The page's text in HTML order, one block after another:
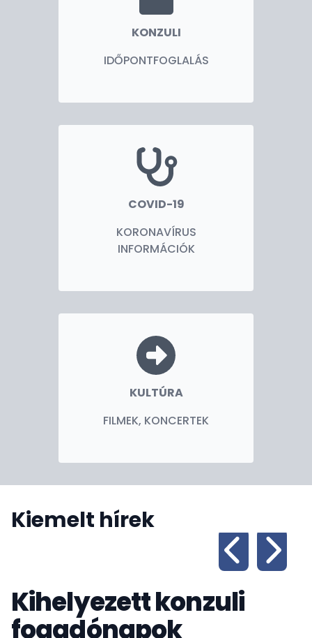
KONZULI
IDŐPONTFOGLALÁS
COVID-19
KORONAVÍRUS
INFORMÁCIÓK
KULTÚRA
FILMEK, KONCERTEK
Kiemelt hírek
Kihelyezett konzuli
fogadónapok